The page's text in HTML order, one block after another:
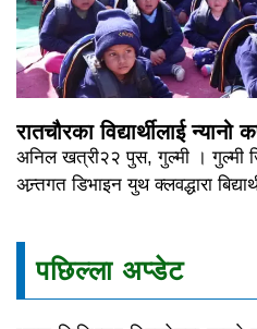
रातचौरका विद्यार्थीलाई न्यानो
अनिल खत्री२२ पुस, गुल्मी । गुल्मी
अन्र्तगत डिभाइन युथ क्लवद्धारा
पछिल्ला अप्डेट